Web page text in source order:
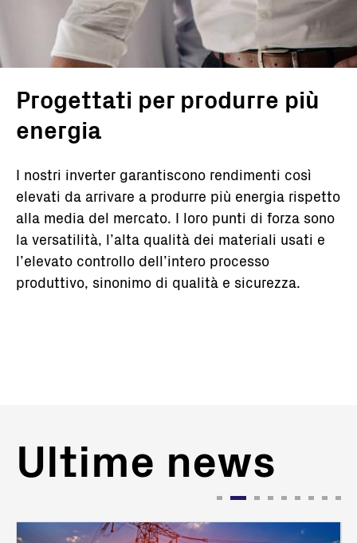
Progettati per produrre più
energia
I nostri inverter garantiscono rendimenti così
elevati da arrivare a produrre più energia rispetto
alla media del mercato. I loro punti di forza sono
la versatilità, l’alta qualità dei materiali usati e
l’elevato controllo dell’intero processo
produttivo, sinonimo di qualità e sicurezza.
Ultime news